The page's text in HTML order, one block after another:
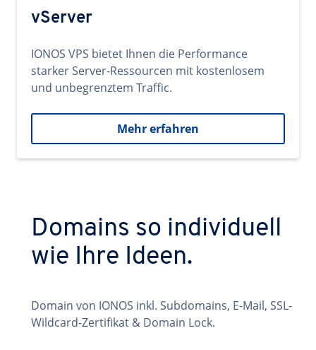
vServer
IONOS VPS bietet Ihnen die Performance
starker Server-Ressourcen mit kostenlosem
und unbegrenztem Traffic.
Mehr erfahren
Domains so individuell
wie Ihre Ideen.
Domain von IONOS inkl. Subdomains, E-Mail, SSL-
Wildcard-Zertifikat & Domain Lock.